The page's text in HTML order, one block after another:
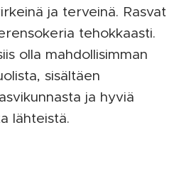
ja terveinä. Rasvat
tehokkaasti.
olla mahdollisimman
sisältäen
ja hyviä
lähteistä.